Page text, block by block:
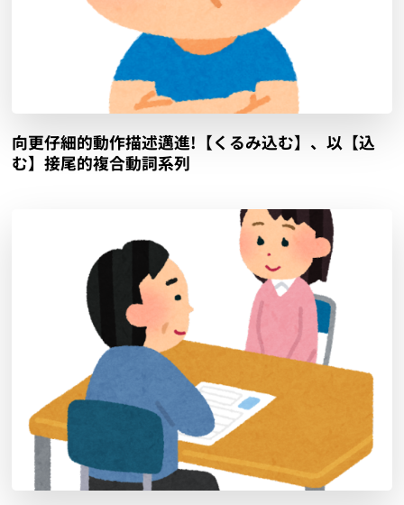
向更仔細的動作描述邁進!【くるみ込む】、以【込
む】接尾的複合動詞系列